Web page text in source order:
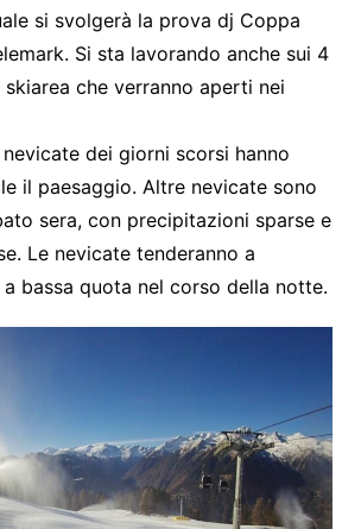
si svolgerà la prova dj Coppa
Si sta lavorando anche sui 4
che verranno aperti nei
dei giorni scorsi hanno
il paesaggio. Altre nevicate sono
sera, con precipitazioni sparse e
Le nevicate tenderanno a
a bassa quota nel corso della notte.